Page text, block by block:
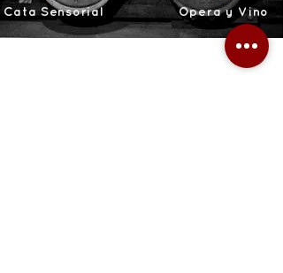
Cata Sensorial Opera y Vino